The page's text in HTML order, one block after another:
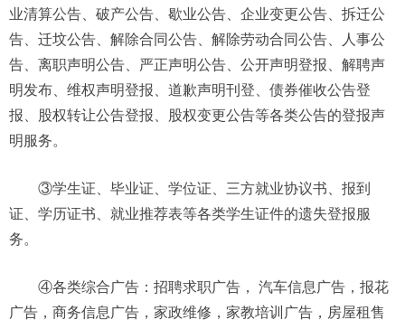
业清算公告、破产公告、歇业公告、企业变更公告、拆迁公
告、迁坟公告、解除合同公告、解除劳动合同公告、人事公
告、离职声明公告、严正声明公告、公开声明登报、解聘声
明发布、维权声明登报、道歉声明刊登、债券催收公告登
报、股权转让公告登报、股权变更公告等各类公告的登报声
明服务。
③学生证、毕业证、学位证、三方就业协议书、报到
证、学历证书、就业推荐表等各类学生证件的遗失登报服
务。
④各类综合广告：招聘求职广告， 汽车信息广告，报花
广告，商务信息广告，家政维修，家教培训广告，房屋租售